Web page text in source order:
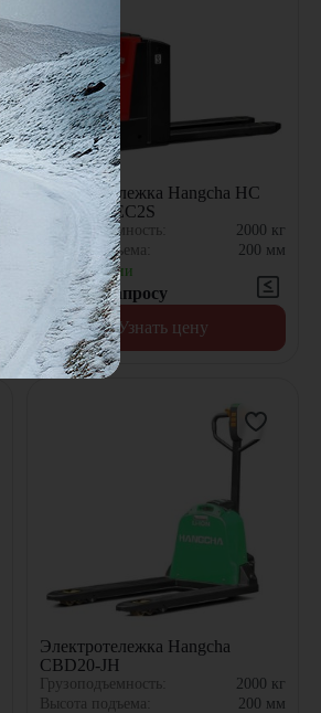
Электротележка Hangcha HC
CBD20-AEC2S
Грузоподъемность: 2000 кг
Высота подъема:
200 мм
В наличии
Цена по запросу
Узнать цену
Электротележка Hangcha
CBD20-JH
Грузоподъемность: 2000 кг
Высота подъема:
200 мм